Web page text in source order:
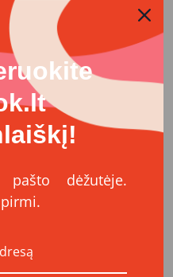
2008 m. įkurta
kurios misija –
dėžutėje.